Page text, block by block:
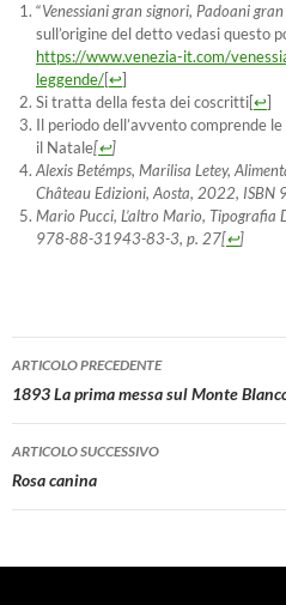
“Venessiani gran signori, Padoani
sull’origine del detto vedasi questo
https://www.venezia-it.com/
leggende/[↩]
Si tratta della festa dei coscritti[↩]
Il periodo dell’avvento comprende
il Natale[↩]
Alexis Betémps, Marilisa Letey,
Château Edizioni, Aosta, 2022,
Mario Pucci, L’altro Mario, Tipografia
978-88-31943-83-3, p. 27[↩]
Navigazione
articolo
ARTICOLO PRECEDENTE
1893 La prima messa sul Monte
ARTICOLO SUCCESSIVO
Rosa canina